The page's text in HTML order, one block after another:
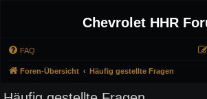
Chevrolet HHR
FAQ
Foren-Übersicht Häufig gestellte Fragen